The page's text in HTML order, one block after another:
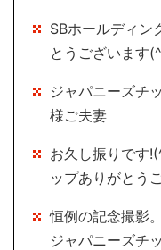
SBホールディン
とうございます
ジャパニーズチ
様ご夫妻
お久し振りです
ップありがとう
恒例の記念撮影
ジャパニーズチ